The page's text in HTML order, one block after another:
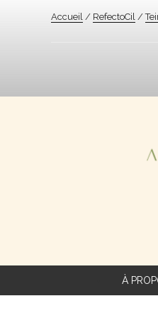
Accueil / RefectoCil /
À